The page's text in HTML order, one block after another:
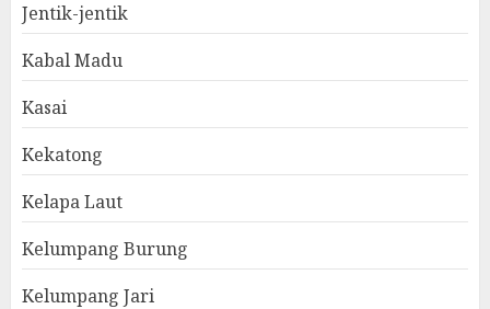
Jentik-jentik
Kabal Madu
Kasai
Kekatong
Kelapa Laut
Kelumpang Burung
Kelumpang Jari